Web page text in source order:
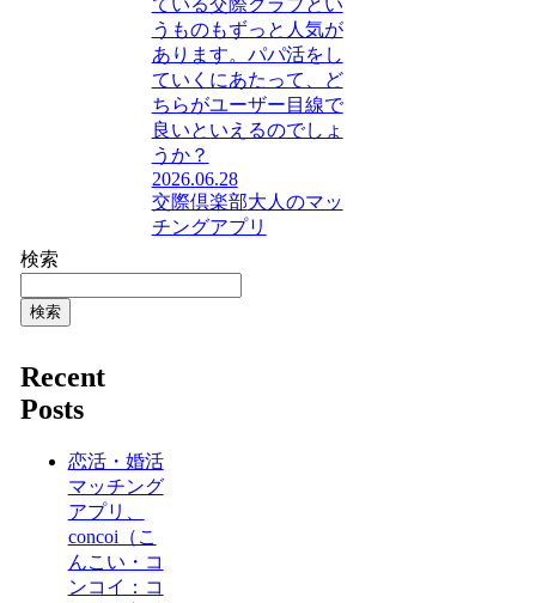
うものもずっと人気が
あります。パパ活をし
ていくにあたって、ど
ちらがユーザー目線で
良いといえるのでしょ
うか？
2026.06.28
交際倶楽部大人のマッ
チングアプリ
検索
検索
Recent
Posts
恋活・婚活
マッチング
アプリ、
concoi（こ
んこい・コ
ンコイ：コ